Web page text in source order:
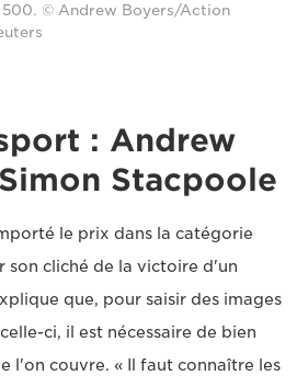
© Andrew Boyers/Action
: Andrew
Stacpoole
le prix dans la catégorie
son cliché de la victoire d'un
que, pour saisir des images
ci, il est nécessaire de bien
l'on couvre. « Il faut connaître les